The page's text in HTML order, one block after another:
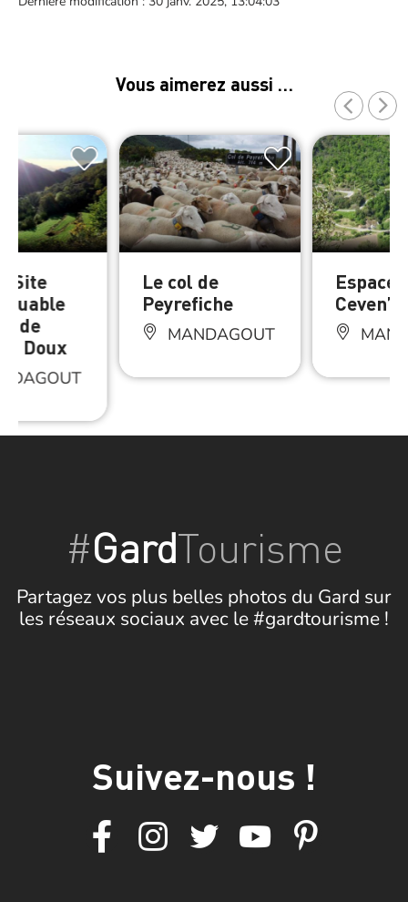
Vous aimerez aussi …
Site
de
Doux
Le col de
Peyrefiche
MANDAGOUT
Espace
#GardTourisme
Partagez vos plus belles photos du Gard sur
les réseaux sociaux avec le #gardtourisme !
Suivez-nous !